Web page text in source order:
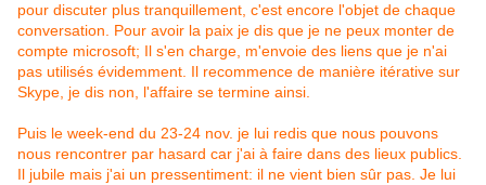
pour discuter plus tranquillement, c'est encore l'objet de chaque
conversation. Pour avoir la paix je dis que je ne peux monter de
compte microsoft; Il s'en charge, m'envoie des liens que je n'ai
pas utilisés évidemment. Il recommence de manière itérative sur
Skype, je dis non, l'affaire se termine ainsi.
Puis le week-end du 23-24 nov. je lui redis que nous pouvons
nous rencontrer par hasard car j'ai à faire dans des lieux publics.
Il jubile mais j'ai un pressentiment: il ne vient bien sûr pas. Je lui